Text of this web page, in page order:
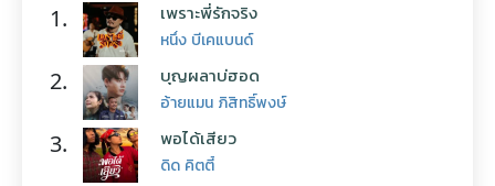
1. เพราะพี่รักจริง
หนึ่ง บีเคแบนด์
2. บุญผลาบ่ฮอด
อ้ายแมน ภิสิทธิ์พงษ์
3. พอได้เสียว
ดิด คิตตี้